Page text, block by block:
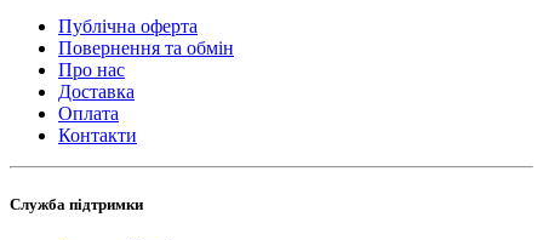
Публічна оферта
Повернення та обмін
Про нас
Доставка
Оплата
Контакти
Служба підтримки